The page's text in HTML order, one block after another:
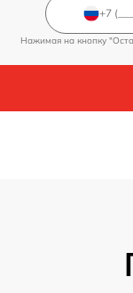
Нажимая на кнопку